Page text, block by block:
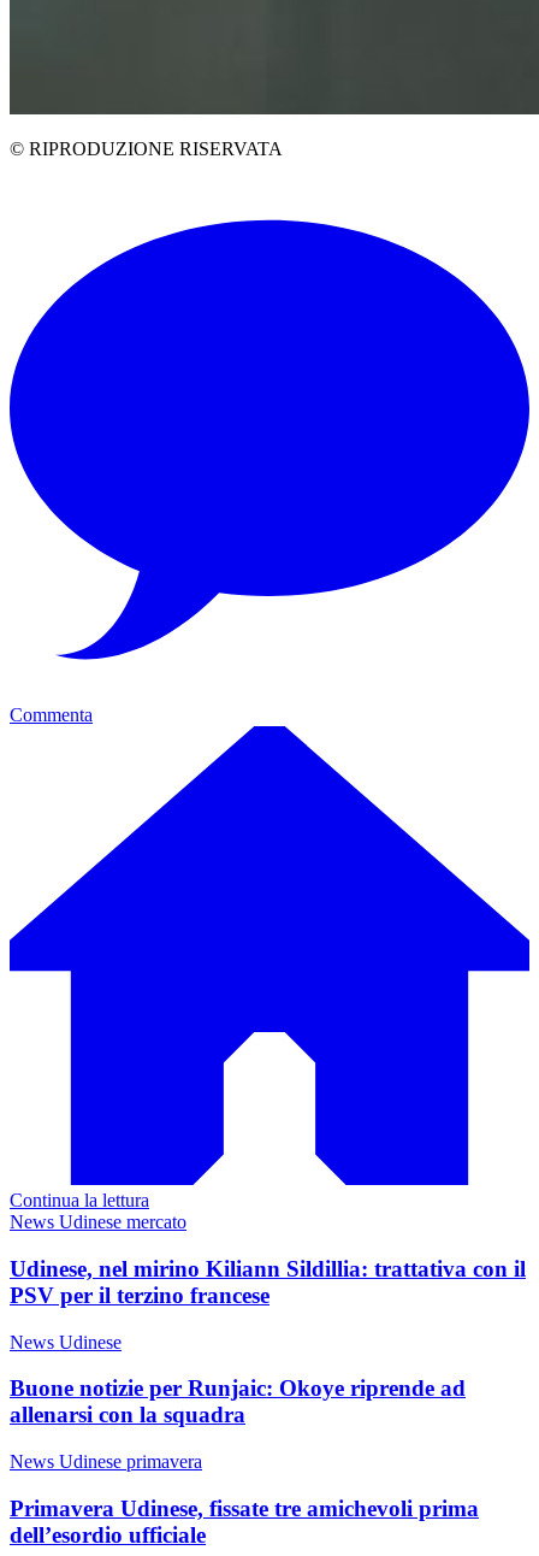
© RIPRODUZIONE RISERVATA
Commenta
Continua la lettura
News Udinese mercato
Udinese, nel mirino Kiliann Sildillia: trattativa con il
PSV per il terzino francese
News Udinese
Buone notizie per Runjaic: Okoye riprende ad
allenarsi con la squadra
News Udinese primavera
Primavera Udinese, fissate tre amichevoli prima
dell’esordio ufficiale